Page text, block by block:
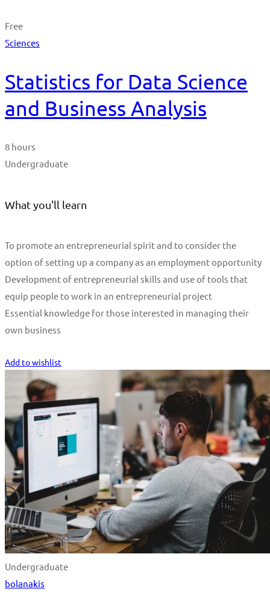
Free
Sciences
Statistics for Data Science
and Business Analysis
8 hours
Undergraduate
What you'll learn
To promote an entrepreneurial spirit and to consider the
option of setting up a company as an employment opportunity
Development of entrepreneurial skills and use of tools that
equip people to work in an entrepreneurial project
Essential knowledge for those interested in managing their
own business
Add to wishlist
Undergraduate
bolanakis